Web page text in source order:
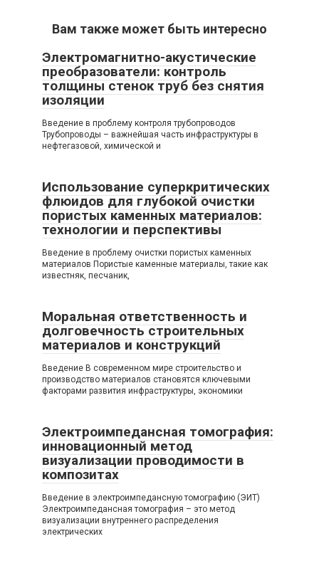
Вам также может быть интересно
Электромагнитно-акустические
преобразователи: контроль
толщины стенок труб без снятия
изоляции
Введение в проблему контроля трубопроводов
Трубопроводы – важнейшая часть инфраструктуры в
нефтегазовой, химической и
Использование суперкритических
флюидов для глубокой очистки
пористых каменных материалов:
технологии и перспективы
Введение в проблему очистки пористых каменных
материалов Пористые каменные материалы, такие как
известняк, песчаник,
Моральная ответственность и
долговечность строительных
материалов и конструкций
Введение В современном мире строительство и
производство материалов становятся ключевыми
факторами развития инфраструктуры, экономики
Электроимпедансная томография:
инновационный метод
визуализации проводимости в
композитах
Введение в электроимпедансную томографию (ЭИТ)
Электроимпедансная томография – это метод
визуализации внутреннего распределения
электрических